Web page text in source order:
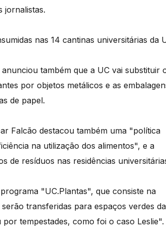
jornalistas.
nas 14 cantinas universitárias da
também que a UC vai substituir
por objetos metálicos e as
de papel.
Falcão destacou também uma "política
na utilização dos alimentos", e a
de resíduos nas residências
"UC.Plantas", que consiste na
transferidas para espaços verdes da
tempestades, como foi o caso Leslie".